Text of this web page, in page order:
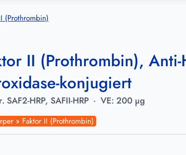
(Prothrombin)
II (Prothrombin),
konjugiert
SAF2-HRP, SAFII-HRP · VE: 200 µg
» Faktor II (Prothrombin)